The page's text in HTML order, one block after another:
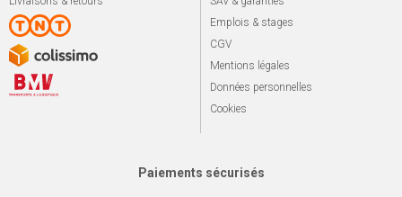
Emplois & stages
CGV
Mentions légales
Données personnelles
Cookies
Paiements sécurisés